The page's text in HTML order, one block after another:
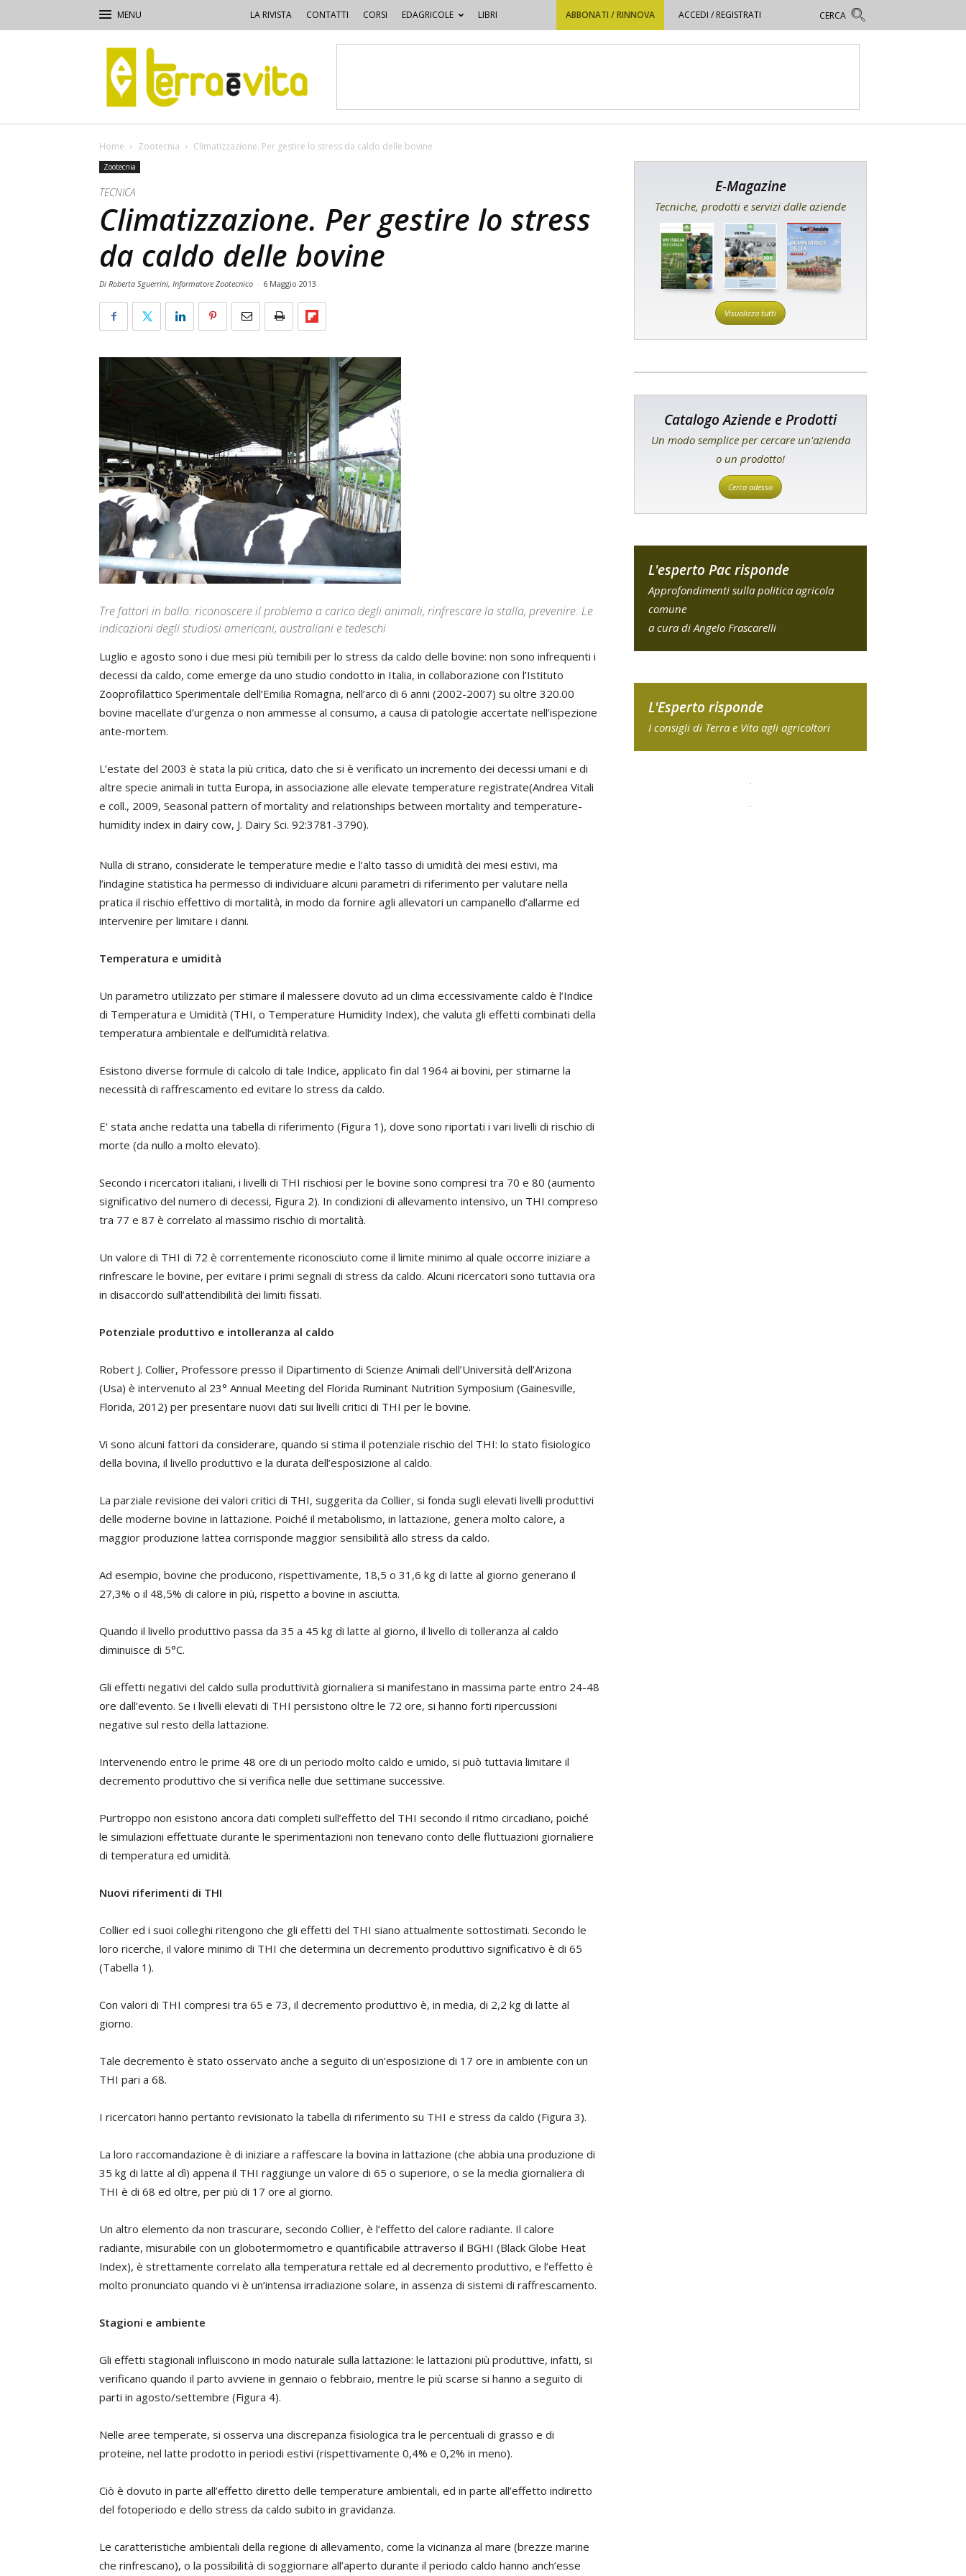
LA RIVISTA CONTATTI CORSI EDAGRICOLE LIBRI ABBONATI / RINNOVA ACCEDI / REGISTRATI
Terra
e
Vita
Home Zootecnia Climatizzazione. Per gestire lo stress da caldo delle bovine
Zootecnia
TECNICA
Climatizzazione. Per gestire lo stress
da caldo delle bovine
Di Roberta Sguerrini, Informatore Zootecnico - 6 Maggio 2013
Tre fattori in ballo: riconoscere il problema a carico degli animali, rinfrescare la stalla, prevenire. Le
indicazioni degli studiosi americani, australiani e tedeschi
Luglio e agosto sono i due mesi più temibili per lo stress da caldo delle bovine: non sono infrequenti i
decessi da caldo, come emerge da uno studio condotto in Italia, in collaborazione con l’Istituto
Zooprofilattico Sperimentale dell’Emilia Romagna, nell’arco di 6 anni (2002-2007) su oltre 320.00
bovine macellate d’urgenza o non ammesse al consumo, a causa di patologie accertate nell’ispezione
ante-mortem.
L’estate del 2003 è stata la più critica, dato che si è verificato un incremento dei decessi umani e di
altre specie animali in tutta Europa, in associazione alle elevate temperature registrate(Andrea Vitali
e coll., 2009, Seasonal pattern of mortality and relationships between mortality and temperature-
humidity index in dairy cow, J. Dairy Sci. 92:3781-3790).
Nulla di strano, considerate le temperature medie e l’alto tasso di umidità dei mesi estivi, ma
l’indagine statistica ha permesso di individuare alcuni parametri di riferimento per valutare nella
pratica il rischio effettivo di mortalità, in modo da fornire agli allevatori un campanello d’allarme ed
intervenire per limitare i danni.
Temperatura e umidità
Un parametro utilizzato per stimare il malessere dovuto ad un clima eccessivamente caldo è l’Indice
di Temperatura e Umidità (THI, o Temperature Humidity Index), che valuta gli effetti combinati della
temperatura ambientale e dell’umidità relativa.
Esistono diverse formule di calcolo di tale Indice, applicato fin dal 1964 ai bovini, per stimarne la
necessità di raffrescamento ed evitare lo stress da caldo.
E’ stata anche redatta una tabella di riferimento (Figura 1), dove sono riportati i vari livelli di rischio di
morte (da nullo a molto elevato).
Secondo i ricercatori italiani, i livelli di THI rischiosi per le bovine sono compresi tra 70 e 80 (aumento
significativo del numero di decessi, Figura 2). In condizioni di allevamento intensivo, un THI compreso
tra 77 e 87 è correlato al massimo rischio di mortalità.
Un valore di THI di 72 è correntemente riconosciuto come il limite minimo al quale occorre iniziare a
rinfrescare le bovine, per evitare i primi segnali di stress da caldo. Alcuni ricercatori sono tuttavia ora
in disaccordo sull’attendibilità dei limiti fissati.
Potenziale produttivo e intolleranza al caldo
Robert J. Collier, Professore presso il Dipartimento di Scienze Animali dell’Università dell’Arizona
(Usa) è intervenuto al 23° Annual Meeting del Florida Ruminant Nutrition Symposium (Gainesville,
Florida, 2012) per presentare nuovi dati sui livelli critici di THI per le bovine.
Vi sono alcuni fattori da considerare, quando si stima il potenziale rischio del THI: lo stato fisiologico
della bovina, il livello produttivo e la durata dell’esposizione al caldo.
La parziale revisione dei valori critici di THI, suggerita da Collier, si fonda sugli elevati livelli produttivi
delle moderne bovine in lattazione. Poiché il metabolismo, in lattazione, genera molto calore, a
maggior produzione lattea corrisponde maggior sensibilità allo stress da caldo.
Ad esempio, bovine che producono, rispettivamente, 18,5 o 31,6 kg di latte al giorno generano il
27,3% o il 48,5% di calore in più, rispetto a bovine in asciutta.
Quando il livello produttivo passa da 35 a 45 kg di latte al giorno, il livello di tolleranza al caldo
diminuisce di 5°C.
Gli effetti negativi del caldo sulla produttività giornaliera si manifestano in massima parte entro 24-48
ore dall’evento. Se i livelli elevati di THI persistono oltre le 72 ore, si hanno forti ripercussioni
negative sul resto della lattazione.
Intervenendo entro le prime 48 ore di un periodo molto caldo e umido, si può tuttavia limitare il
decremento produttivo che si verifica nelle due settimane successive.
Purtroppo non esistono ancora dati completi sull’effetto del THI secondo il ritmo circadiano, poiché
le simulazioni effettuate durante le sperimentazioni non tenevano conto delle fluttuazioni giornaliere
di temperatura ed umidità.
Nuovi riferimenti di THI
Collier ed i suoi colleghi ritengono che gli effetti del THI siano attualmente sottostimati. Secondo le
loro ricerche, il valore minimo di THI che determina un decremento produttivo significativo è di 65
(Tabella 1).
Con valori di THI compresi tra 65 e 73, il decremento produttivo è, in media, di 2,2 kg di latte al
giorno.
Tale decremento è stato osservato anche a seguito di un’esposizione di 17 ore in ambiente con un
THI pari a 68.
I ricercatori hanno pertanto revisionato la tabella di riferimento su THI e stress da caldo (Figura 3).
La loro raccomandazione è di iniziare a raffescare la bovina in lattazione (che abbia una produzione di
35 kg di latte al dì) appena il THI raggiunge un valore di 65 o superiore, o se la media giornaliera di
THI è di 68 ed oltre, per più di 17 ore al giorno.
Un altro elemento da non trascurare, secondo Collier, è l’effetto del calore radiante. Il calore
radiante, misurabile con un globotermometro e quantificabile attraverso il BGHI (Black Globe Heat
Index), è strettamente correlato alla temperatura rettale ed al decremento produttivo, e l’effetto è
molto pronunciato quando vi è un’intensa irradiazione solare, in assenza di sistemi di raffrescamento.
Stagioni e ambiente
Gli effetti stagionali influiscono in modo naturale sulla lattazione: le lattazioni più produttive, infatti, si
verificano quando il parto avviene in gennaio o febbraio, mentre le più scarse si hanno a seguito di
parti in agosto/settembre (Figura 4).
Nelle aree temperate, si osserva una discrepanza fisiologica tra le percentuali di grasso e di
proteine, nel latte prodotto in periodi estivi (rispettivamente 0,4% e 0,2% in meno).
Ciò è dovuto in parte all’effetto diretto delle temperature ambientali, ed in parte all’effetto indiretto
del fotoperiodo e dello stress da caldo subito in gravidanza.
Le caratteristiche ambientali della regione di allevamento, come la vicinanza al mare (brezze marine
che rinfrescano), o la possibilità di soggiornare all’aperto durante il periodo caldo hanno anch’esse
E-Magazine
Tecniche, prodotti e servizi dalle aziende
Visualizza tutti
Catalogo Aziende e Prodotti
Un modo semplice per cercare un'azienda
o un prodotto!
Cerca adesso
L'esperto Pac risponde
Approfondimenti sulla politica agricola
comune
a cura di Angelo Frascarelli
L'Esperto risponde
I consigli di Terra e Vita agli agricoltori